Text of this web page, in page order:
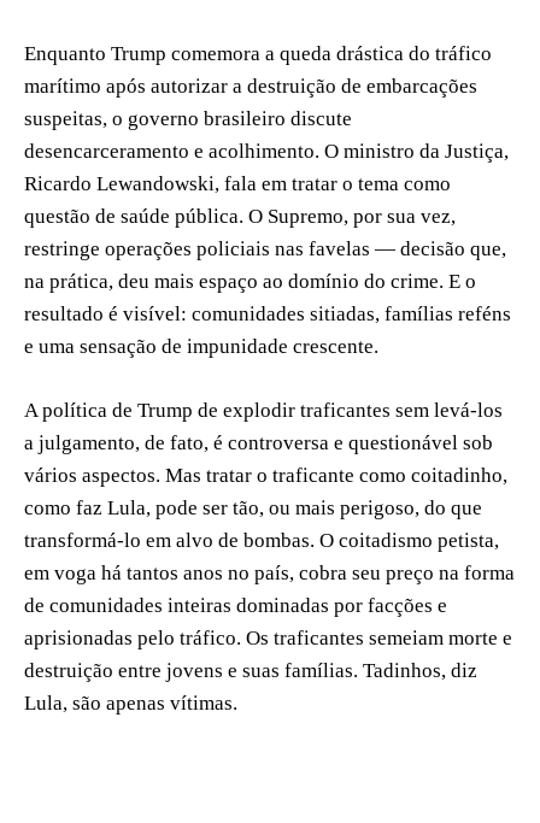
Enquanto Trump comemora a queda drástica do tráfico
marítimo após autorizar a destruição de embarcações
suspeitas, o governo brasileiro discute
desencarceramento e acolhimento. O ministro da Justiça,
Ricardo Lewandowski, fala em tratar o tema como
questão de saúde pública. O Supremo, por sua vez,
restringe operações policiais nas favelas — decisão que,
na prática, deu mais espaço ao domínio do crime. E o
resultado é visível: comunidades sitiadas, famílias reféns
e uma sensação de impunidade crescente.
A política de Trump de explodir traficantes sem levá-los
a julgamento, de fato, é controversa e questionável sob
vários aspectos. Mas tratar o traficante como coitadinho,
como faz Lula, pode ser tão, ou mais perigoso, do que
transformá-lo em alvo de bombas. O coitadismo petista,
em voga há tantos anos no país, cobra seu preço na forma
de comunidades inteiras dominadas por facções e
aprisionadas pelo tráfico. Os traficantes semeiam morte e
destruição entre jovens e suas famílias. Tadinhos, diz
Lula, são apenas vítimas.